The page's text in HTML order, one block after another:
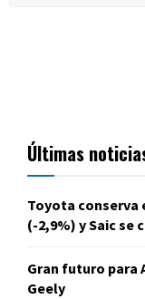
Últimas
Toyota conserva
(-2,9%) y Saic se
Gran futuro para
Geely